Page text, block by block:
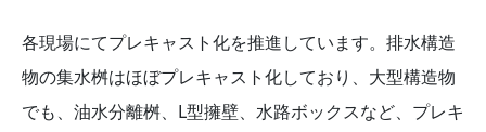
各現場にてプレキャスト化を推進しています。排水構造
物の集水桝はほぼプレキャスト化しており、大型構造物
でも、油水分離桝、L型擁壁、水路ボックスなど、プレキ